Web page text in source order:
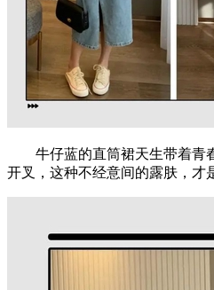
牛仔蓝的直筒裙天生带着青
开叉，这种不经意间的露肤，才